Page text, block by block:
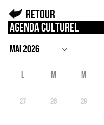
Retour
Agenda culturel
L M M
27 28 29